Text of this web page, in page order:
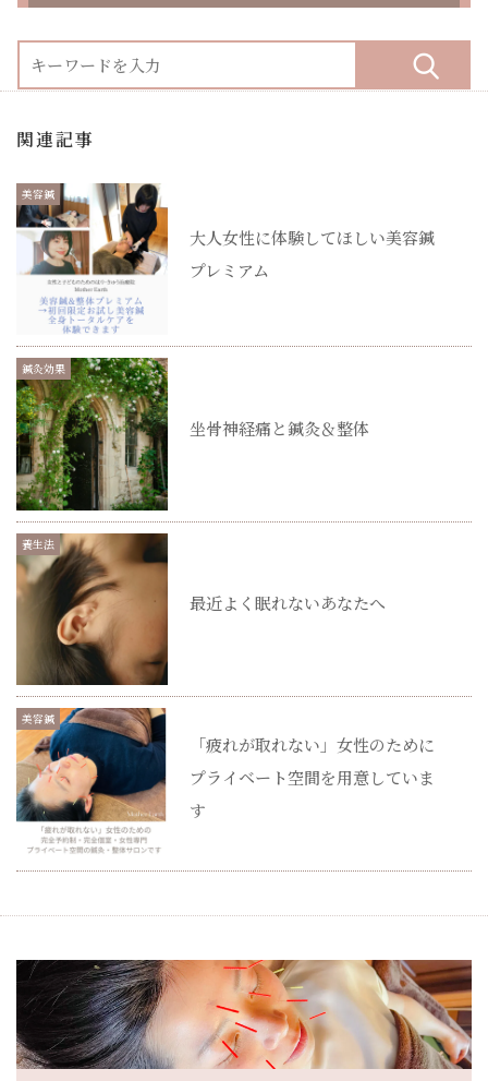
関連記事
美容鍼
大人女性に体験してほしい美容鍼
プレミアム
鍼灸効果
坐骨神経痛と鍼灸＆整体
養生法
最近よく眠れないあなたへ
美容鍼
「疲れが取れない」女性のために
プライベート空間を用意していま
す